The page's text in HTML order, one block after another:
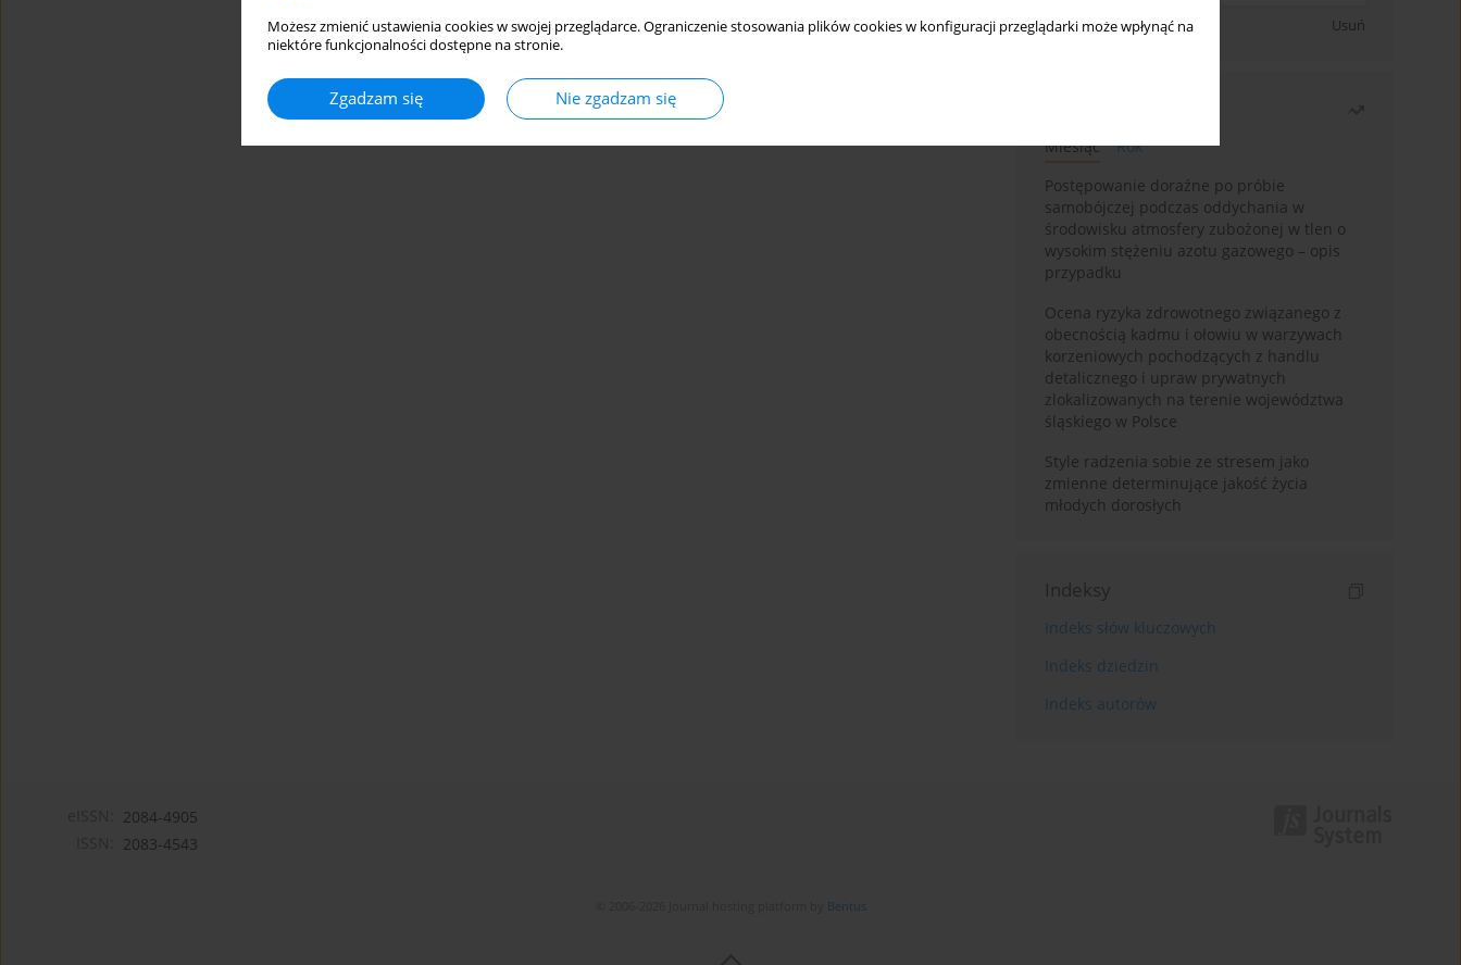
Możesz zmienić ustawienia cookies w swojej przeglądarce. Ograniczenie stosowania plików cookies w konfiguracji przeglądarki może wpłynąć na
niektóre funkcjonalności dostępne na stronie.
Zgadzam się Nie zgadzam się
Zapisz się Usuń
Miesiąc
Rok
Postępowanie doraźne po próbie
samobójczej podczas oddychania w
środowisku atmosfery zubożonej w tlen o
wysokim stężeniu azotu gazowego – opis
przypadku
Ocena ryzyka zdrowotnego związanego z
obecnością kadmu i ołowiu w warzywach
korzeniowych pochodzących z handlu
detalicznego i upraw prywatnych
zlokalizowanych na terenie województwa
śląskiego w Polsce
Style radzenia sobie ze stresem jako
zmienne determinujące jakość życia
młodych dorosłych
Indeksy
Indeks słów kluczowych
Indeks dziedzin
Indeks autorów
2084-4905
2083-4543
Bentus